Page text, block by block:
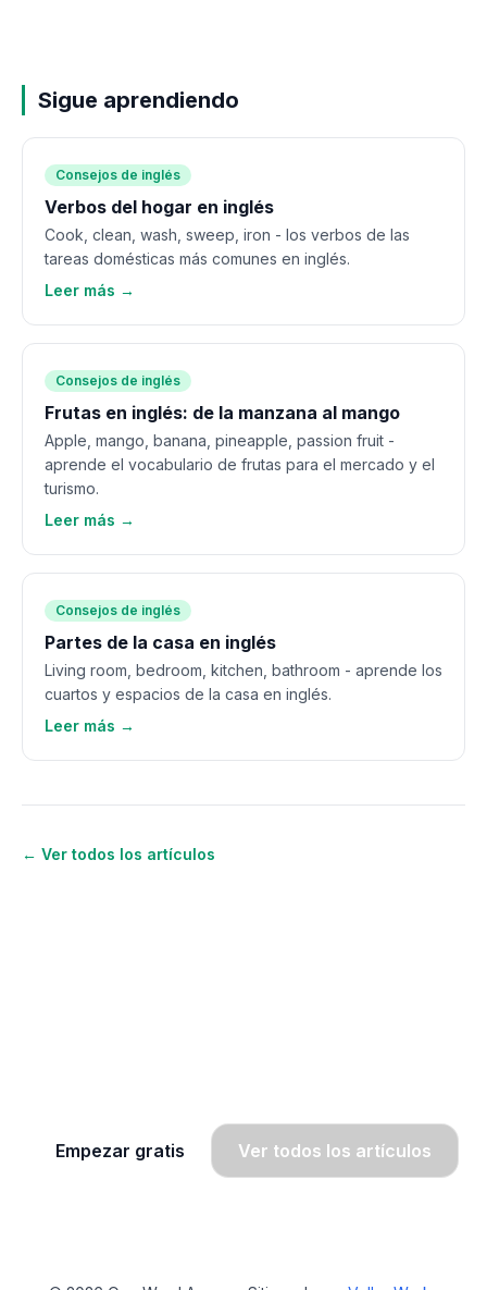
Sigue aprendiendo
Consejos de inglés
Verbos del hogar en inglés
Cook, clean, wash, sweep, iron - los verbos de las
tareas domésticas más comunes en inglés.
Leer más →
Consejos de inglés
Frutas en inglés: de la manzana al mango
Apple, mango, banana, pineapple, passion fruit -
aprende el vocabulario de frutas para el mercado y el
turismo.
Leer más →
Consejos de inglés
Partes de la casa en inglés
Living room, bedroom, kitchen, bathroom - aprende los
cuartos y espacios de la casa en inglés.
Leer más →
← Ver todos los artículos
Empezar gratis Ver todos los artículos